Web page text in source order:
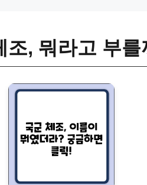
조, 뭐라고 부를